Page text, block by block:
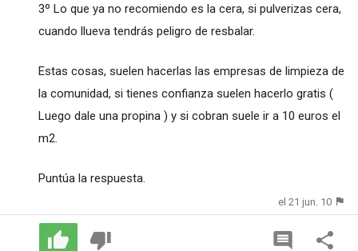
3º Lo que ya no recomiendo es la cera, si pulverizas cera,
cuando llueva tendrás peligro de resbalar.
Estas cosas, suelen hacerlas las empresas de limpieza de
la comunidad, si tienes confianza suelen hacerlo gratis (
Luego dale una propina ) y si cobran suele ir a 10 euros el
m2.
Puntúa la respuesta.
el 21 jun. 10